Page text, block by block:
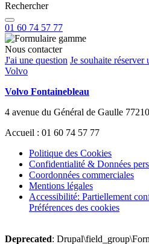
Rechercher
01 60 74 57 77
Nous contacter
J'ai une question Je souhaite réserver
Volvo
Volvo Fontainebleau
4 avenue du Général de Gaulle
Accueil : 01 60 74 57 77
Politique des Cookies
Confidentialité & Données
Coordonnées commerciales
Mentions légales
Accessibilité: Partiellement
Préférences des cookies
Deprecated: